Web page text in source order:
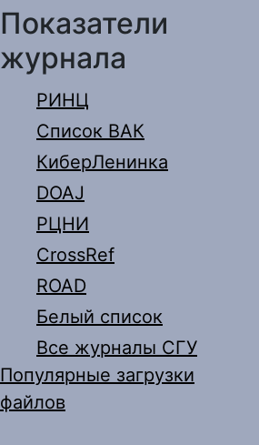
Показатели
журнала
РИНЦ
Список ВАК
КиберЛенинка
DOAJ
РЦНИ
CrossRef
ROAD
Белый список
Все журналы СГУ
Популярные загрузки
файлов